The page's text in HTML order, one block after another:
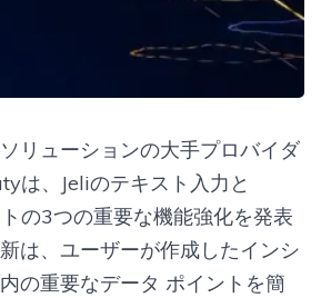
リューションの大手プロバイダ
は、Jeliのテキスト入力と
の3つの重要な機能強化を発表
は、ユーザーが作成したインシ
の重要なデータ ポイントを簡